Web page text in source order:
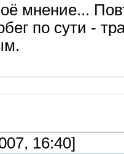
мнение...
по сути -
16:40]